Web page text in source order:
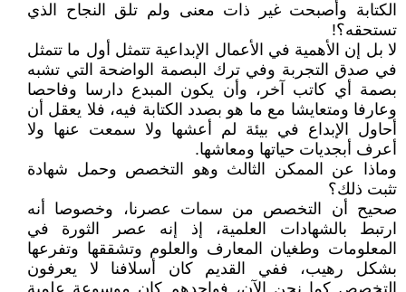
الكتابة وأصبحت غير ذات معنى ولم تلق النجاح الذي
تستحقه؟!
لا بل إن الأهمية في الأعمال الإبداعية تتمثل أول ما تتمثل
في صدق التجربة وفي ترك البصمة الواضحة التي تشبه
بصمة أي كاتب آخر، وأن يكون المبدع دارسا وفاحصا
وعارفا ومتعايشا مع ما هو بصدد الكتابة فيه، فلا يعقل أن
أحاول الإبداع في بيئة لم أعشها ولا سمعت عنها ولا
أعرف أبجديات حياتها ومعاشها.
وماذا عن الممكن الثالث وهو التخصص وحمل شهادة
تثبت ذلك؟
صحيح أن التخصص من سمات عصرنا، وخصوصا أنه
ارتبط بالشهادات العلمية، إذ إنه عصر الثورة في
المعلومات وطغيان المعارف والعلوم وتشققها وتفرعها
بشكل رهيب، ففي القديم كان أسلافنا لا يعرفون